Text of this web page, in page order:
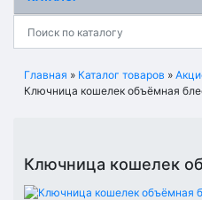
Главная » Каталог товаров »
Ключница кошелек объёмная
Ключница кошелек